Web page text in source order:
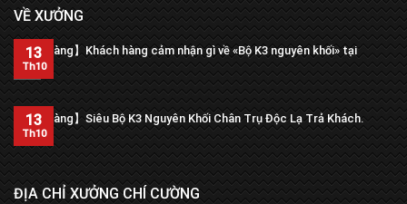
VỀ XƯỞNG
【Trả hàng】Khách hàng cảm nhận gì về «Bộ K3 nguyên khối» tại
xưởng?
13
Th10
【Trả hàng】Siêu Bộ K3 Nguyên Khối Chân Trụ Độc Lạ Trả Khách.
13
Th10
ĐỊA CHỈ XƯỞNG CHÍ CƯỜNG